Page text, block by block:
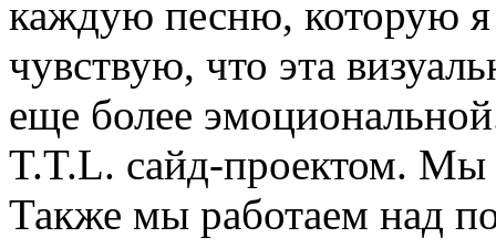
каждую песню, которую
чувствую, что эта
еще более
T.T.L. сайд-проектом. Мы
Также мы работаем над